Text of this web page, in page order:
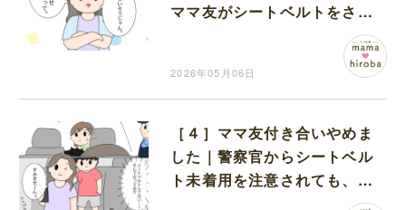
ママ友がシートベルトをさせ
ないのは子どもが可哀想だか
2026年05月06日
［４］ママ友付き合いやめま
した｜警察官からシートベル
ト未着用を注意されても、当
の本人は軽く受け流すだけ